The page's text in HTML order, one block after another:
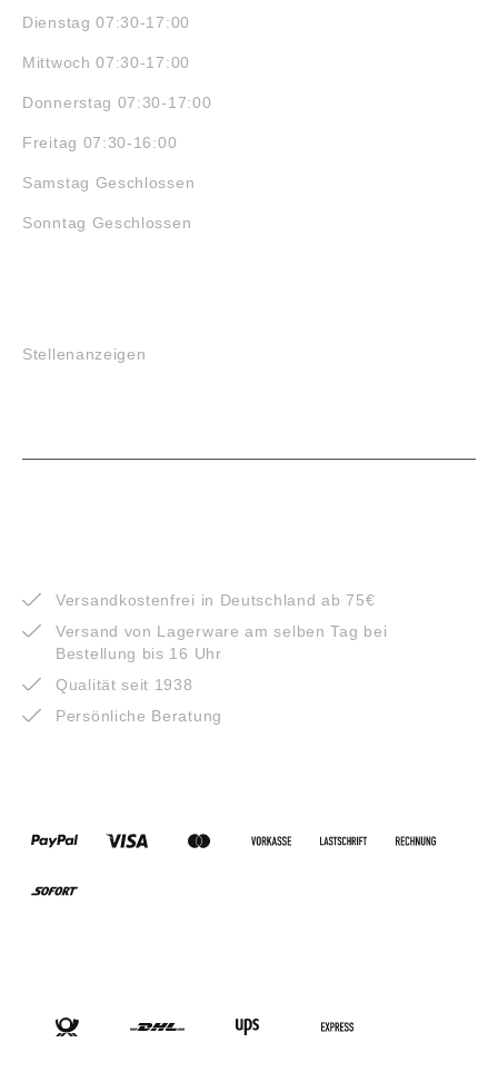
Dienstag 07:30-17:00
Mittwoch 07:30-17:00
Donnerstag 07:30-17:00
Freitag 07:30-16:00
Samstag Geschlossen
Sonntag Geschlossen
Stellenanzeigen
Versandkostenfrei in Deutschland ab 75€
Versand von Lagerware am selben Tag bei
Bestellung bis 16 Uhr
Qualität seit 1938
Persönliche Beratung